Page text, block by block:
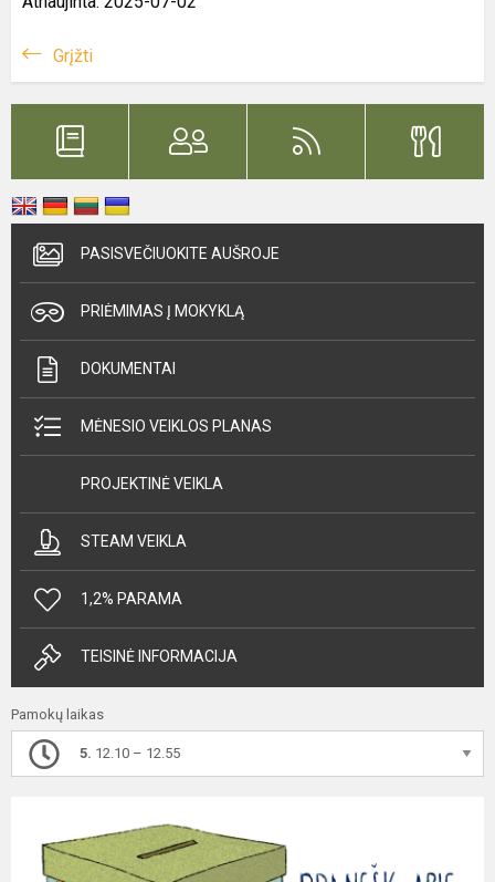
Grįžti
PASISVEČIUOKITE AUŠROJE
PRIĖMIMAS Į MOKYKLĄ
DOKUMENTAI
MĖNESIO VEIKLOS PLANAS
PROJEKTINĖ VEIKLA
STEAM VEIKLA
1,2% PARAMA
TEISINĖ INFORMACIJA
Pamokų laikas
5. 12.10 – 12.55